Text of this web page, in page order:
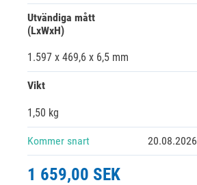
Utvändiga mått
(LxWxH)
1.597 x 469,6 x 6,5 mm
Vikt
1,50 kg
Kommer snart 20.08.2026
1 659,00 SEK